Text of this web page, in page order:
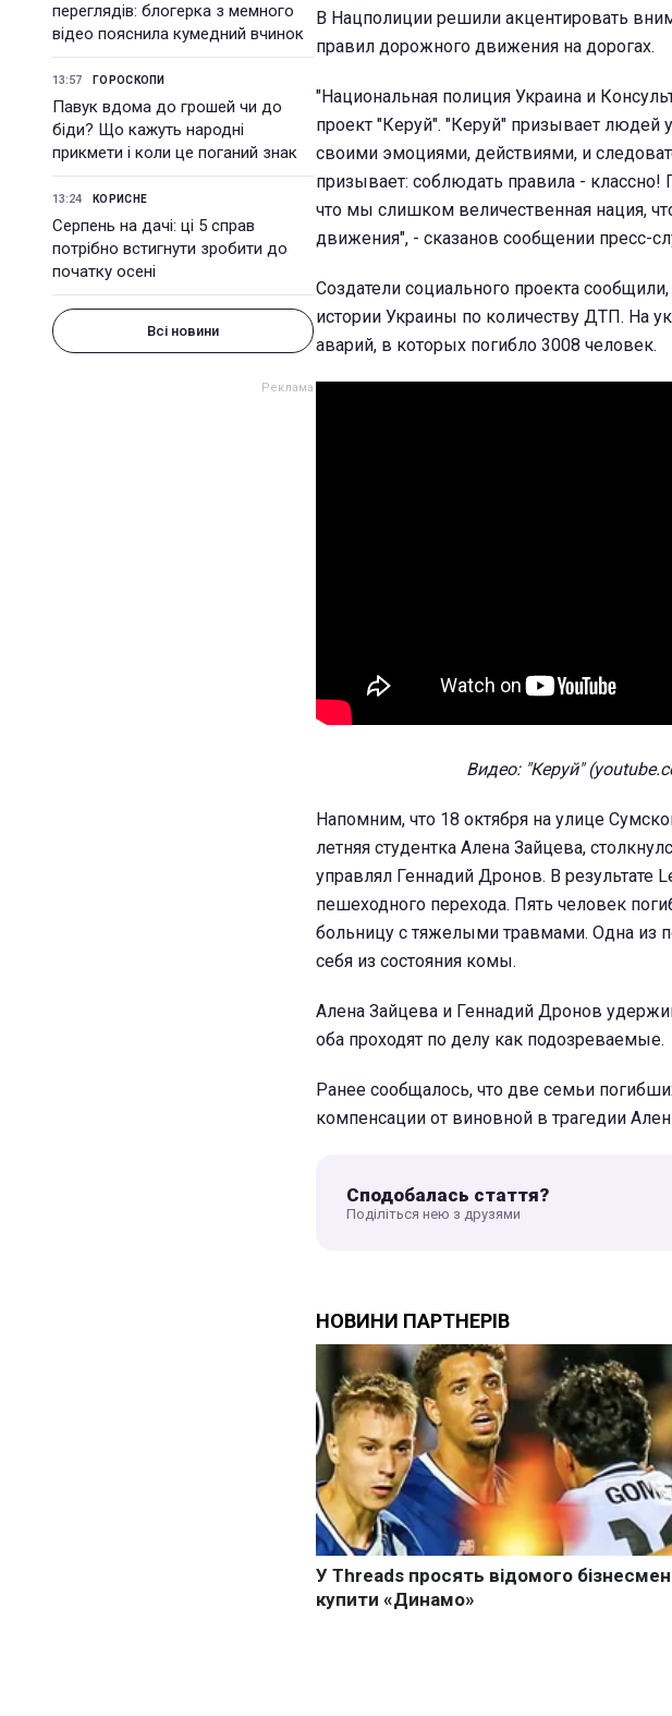
переглядів: блогерка з мемного
відео пояснила кумедний вчинок
13:57 ГОРОСКОПИ
Павук вдома до грошей чи до
біди? Що кажуть народні
прикмети і коли це поганий знак
13:24 КОРИСНЕ
Серпень на дачі: ці 5 справ
потрібно встигнути зробити до
початку осені
Всі новини
В Нацполиции решили акцентировать
правил дорожного движения на дорогах.
"Национальная полиция Украина и
проект "Керуй". "Керуй" призывает людей
своими эмоциями, действиями, и
призывает: соблюдать правила -
что мы слишком величественная нация,
движения", - сказанов сообщении пресс-
Создатели социального проекта
истории Украины по количеству ДТП. На
аварий, в которых погибло 3008 человек.
Видео: "Керуй"
Напомним, что 18 октября на улице
летняя студентка Алена Зайцева,
управлял Геннадий Дронов. В результате
пешеходного перехода. Пять человек
больницу с тяжелыми травмами. Одна из
себя из состояния комы.
Алена Зайцева и Геннадий Дронов
оба проходят по делу как подозреваемые.
Ранее сообщалось, что две семьи
компенсации от виновной в трагедии
Сподобалась стаття?
Поділіться нею з друзями